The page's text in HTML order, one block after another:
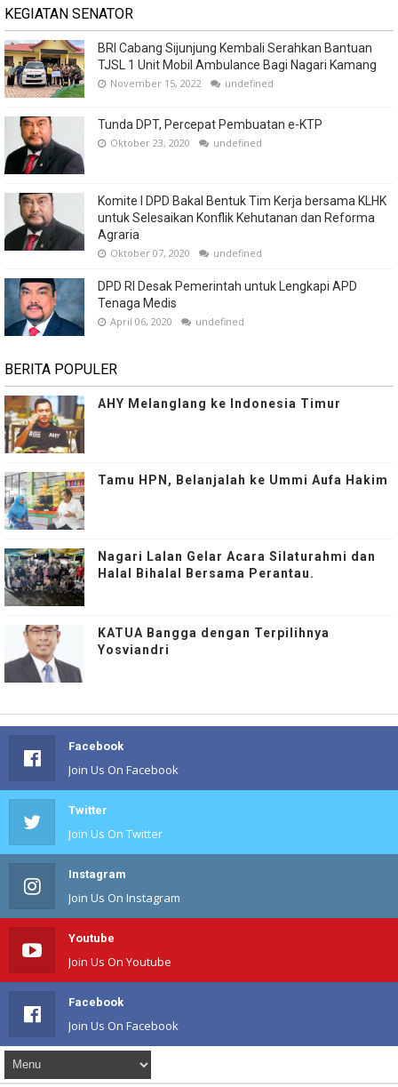
KEGIATAN SENATOR
BRI Cabang Sijunjung Kembali Serahkan Bantuan
TJSL 1 Unit Mobil Ambulance Bagi Nagari Kamang
November 15, 2022 undefined
Tunda DPT, Percepat Pembuatan e-KTP
Oktober 23, 2020 undefined
Komite I DPD Bakal Bentuk Tim Kerja bersama KLHK
untuk Selesaikan Konflik Kehutanan dan Reforma
Agraria
Oktober 07, 2020 undefined
DPD RI Desak Pemerintah untuk Lengkapi APD
Tenaga Medis
April 06, 2020 undefined
BERITA POPULER
AHY Melanglang ke Indonesia Timur
Tamu HPN, Belanjalah ke Ummi Aufa Hakim
Nagari Lalan Gelar Acara Silaturahmi dan
Halal Bihalal Bersama Perantau.
KATUA Bangga dengan Terpilihnya
Yosviandri
Facebook
Join Us On Facebook
Twitter
Join Us On Twitter
Instagram
Join Us On Instagram
Youtube
Join Us On Youtube
Facebook
Join Us On Facebook